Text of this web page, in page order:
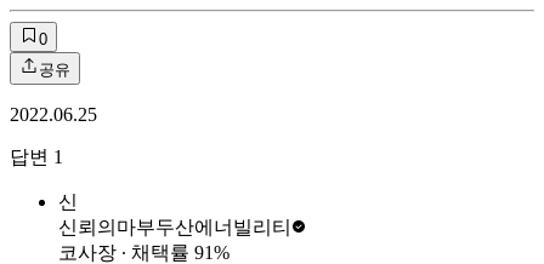
0
공유
2022.06.25
답변 1
신
신뢰의마부두산에너빌리티
코사장 ∙ 채택률 91%